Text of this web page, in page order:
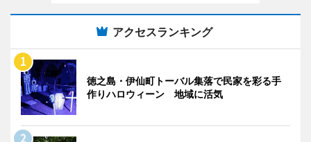
アクセスランキング
徳之島・伊仙町トーバル集落で民家を彩る手
作りハロウィーン 地域に活気